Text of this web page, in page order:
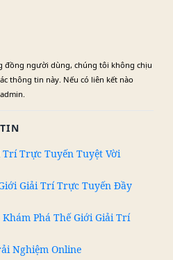
đồng người dùng, chúng tôi không chịu
thông tin này. Nếu có liên kết nào
Trực Tuyến Tuyệt Vời
Giải Trí Trực Tuyến Đầy
Phá Thế Giới Giải Trí
Nghiệm Online